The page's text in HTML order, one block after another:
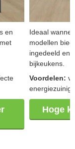
en
Ideaal
modellen
ingedeeld en
bijkeukens.
Voordelen:
Hoge